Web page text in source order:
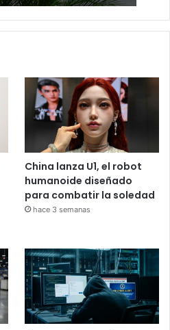
China lanza U1, el robot
humanoide diseñado
para combatir la soledad
hace 3 semanas